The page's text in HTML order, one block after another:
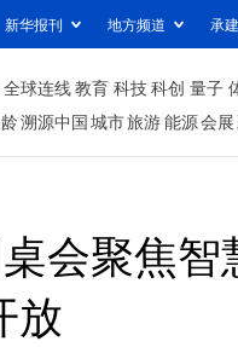
新华报刊 地方频道 承
全球连线教育 科技科创 量子
溯源中国城市旅游能源会展
会聚焦
放